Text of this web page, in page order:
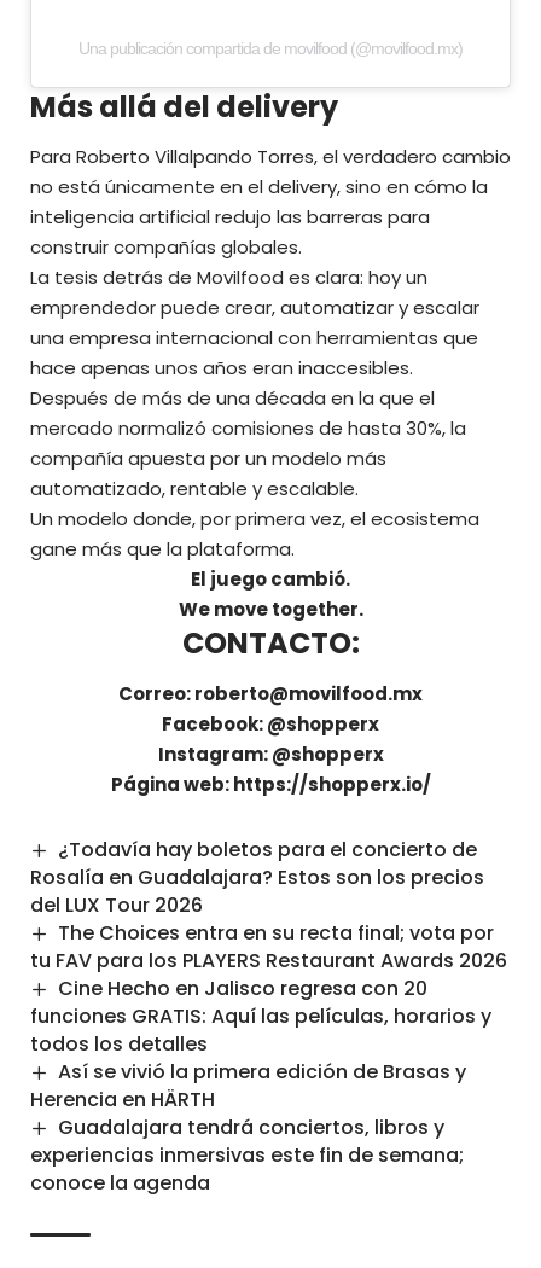
Una publicación compartida de movilfood (@movilfood.mx)
Más allá del delivery
Para Roberto Villalpando Torres, el verdadero cambio
no está únicamente en el delivery, sino en cómo la
inteligencia artificial redujo las barreras para
construir compañías globales.
La tesis detrás de Movilfood es clara: hoy un
emprendedor puede crear, automatizar y escalar
una empresa internacional con herramientas que
hace apenas unos años eran inaccesibles.
Después de más de una década en la que el
mercado normalizó comisiones de hasta 30%, la
compañía apuesta por un modelo más
automatizado, rentable y escalable.
Un modelo donde, por primera vez, el ecosistema
gane más que la plataforma.
El juego cambió.
We move together.
CONTACTO:
Correo: roberto@movilfood.mx
Facebook: @shopperx
Instagram: @shopperx
Página web: https://shopperx.io/
¿Todavía hay boletos para el concierto de
Rosalía en Guadalajara? Estos son los precios
del LUX Tour 2026
The Choices entra en su recta final; vota por
tu FAV para los PLAYERS Restaurant Awards 2026
Cine Hecho en Jalisco regresa con 20
funciones GRATIS: Aquí las películas, horarios y
todos los detalles
Así se vivió la primera edición de Brasas y
Herencia en HÄRTH
Guadalajara tendrá conciertos, libros y
experiencias inmersivas este fin de semana;
conoce la agenda